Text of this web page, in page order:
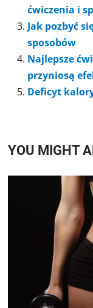
ćwiczenia i
Jak pozbyć
sposobów
Najlepsze
przyniosą
Deficyt
YOU MIGHT